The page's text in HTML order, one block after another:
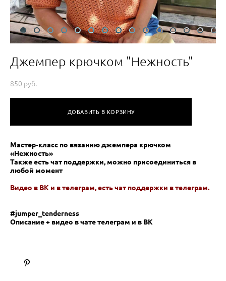
Джемпер крючком "Нежность"
850 pуб.
ДОБАВИТЬ В КОРЗИНУ
Мастер-класс по вязанию джемпера крючком
«Нежность»
Также есть чат поддержки, можно присоединиться в
любой момент
Видео в ВК и в телеграм, есть чат поддержки в телеграм.
#jumper_tenderness
Описание + видео в чате телеграм и в ВК